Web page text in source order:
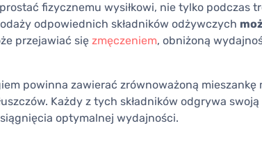
fizycznemu wysiłkowi, nie tylko podczas
odpowiednich składników odżywczych
przejawiać się zmęczeniem, obniżoną
powinna zawierać zrównoważoną mieszankę
Każdy z tych składników odgrywa
optymalnej wydajności.